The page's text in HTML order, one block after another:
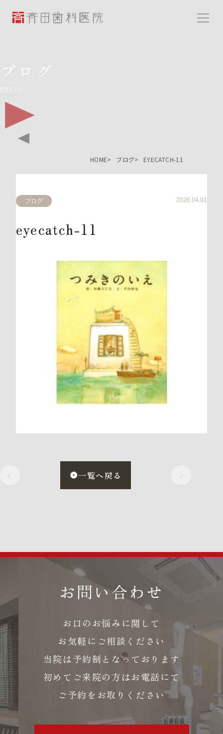
斉田歯科医院
ブログ
HOME ブログ EYECATCH-11
ブログ 2026.04.01
eyecatch-11
一覧へ戻る
お問い合わせ
お口のお悩みに関して
お気軽にご相談ください
当院は予約制となっております
初めてご来院の方はお電話にて
ご予約をお取りください